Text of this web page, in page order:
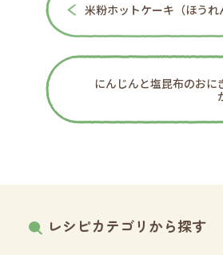
米粉ホットケーキ（ほうれ
にんじんと塩昆布のおに
レシピカテゴリから探す